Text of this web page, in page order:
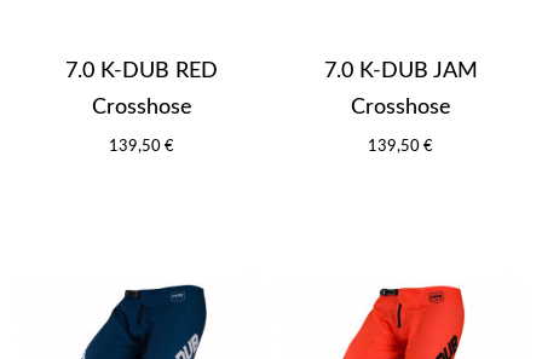
7.0 K-DUB RED
Crosshose
139,50 €
7.0 K-DUB JAM
Crosshose
139,50 €